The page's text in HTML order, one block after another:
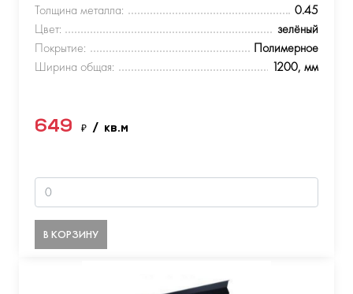
Толщина металла:
0.45
Цвет:
зелёный
Покрытие:
Полимерное
Ширина общая:
1200, мм
649 ₽ / кв.м
В КОРЗИНУ